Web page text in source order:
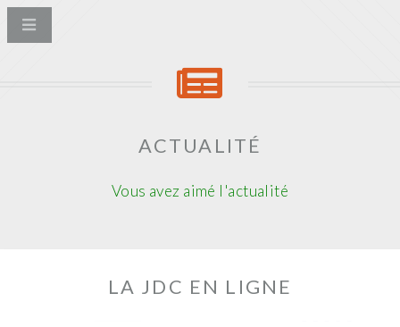
ACTUALITÉ
Vous avez aimé l'actualité
LA JDC EN LIGNE